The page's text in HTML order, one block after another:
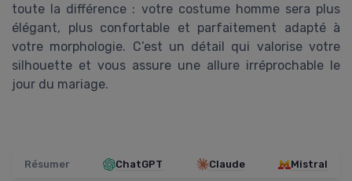
toute la différence : votre costume homme sera plus
élégant, plus confortable et parfaitement adapté à
votre morphologie. C’est un détail qui valorise votre
silhouette et vous assure une allure irréprochable le
jour du mariage.
Résumer ChatGPT Claude Mistral